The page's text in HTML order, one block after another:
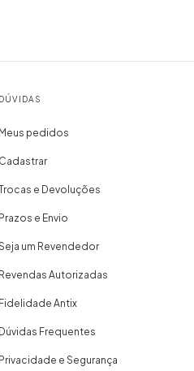
DÚVIDAS
Meus pedidos
Cadastrar
e Devoluções
Prazos e Envio
um Revendedor
Revendas Autorizadas
Fidelidade Antix
Dúvidas Frequentes
Privacidade e Segurança